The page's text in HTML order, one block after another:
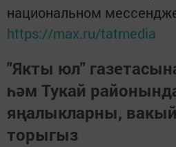
национальном
https://max.ru/tatmedia
"Якты юл"
һәм Тукай
яңалыкларны,
торыгыз